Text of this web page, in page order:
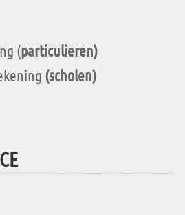
(particulieren)
(scholen)